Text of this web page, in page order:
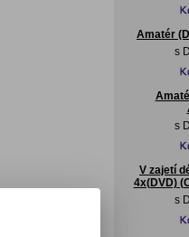
Amatér
s
s
V zajetí
4x(DVD)
s